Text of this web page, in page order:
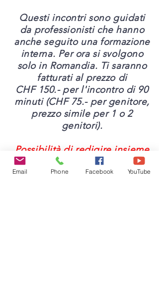
Questi incontri sono guidati
da professionisti che hanno
anche seguito una formazione
interna. Per ora si svolgono
solo in Romandia. Ti saranno
fatturati al prezzo di
CHF 150.- per l'incontrodi 90
minuti (CHF 75.- per genitore,
prezzo simile per 1 o 2
genitori).
Possibilità di redigire insieme
un accordo, che potrete
presentare alle autorità
Email Phone Facebook YouTube